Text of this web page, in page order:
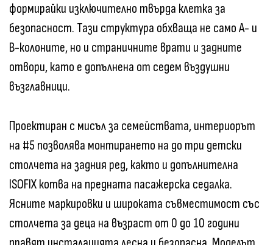
формирайки изключително твърда клетка за
безопасност. Тази структура обхваща не само А- и
B-колоните, но и страничните врати и задните
отвори, като е допълнена от седем въздушни
възглавници.
Проектиран с мисъл за семействата, интериорът
на #5 позволява монтирането на до три детски
столчета на задния ред, както и допълнителна
ISOFIX котва на предната пасажерска седалка.
Ясните маркировки и широката съвместимост със
столчета за деца на възраст от 0 до 10 години